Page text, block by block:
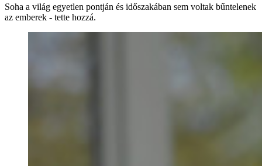
Soha a világ egyetlen pontján és időszakában sem voltak bűntelenek
az emberek - tette hozzá.